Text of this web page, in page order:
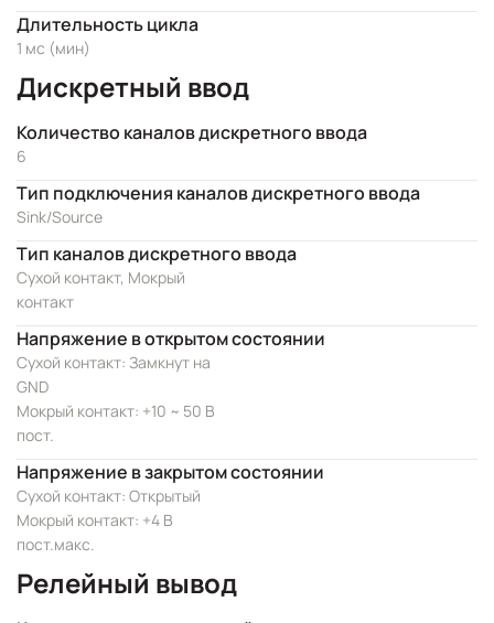
Длительность цикла
1 мс (мин)
Дискретный ввод
Количество каналов дискретного ввода
6
Тип подключения каналов дискретного ввода
Sink/Source
Тип каналов дискретного ввода
Сухой контакт, Мокрый
контакт
Напряжение в открытом состоянии
Сухой контакт: Замкнут на
GND
Мокрый контакт: +10 ~ 50 В
пост.
Напряжение в закрытом состоянии
Сухой контакт: Открытый
Мокрый контакт: +4 В
пост.макс.
Релейный вывод